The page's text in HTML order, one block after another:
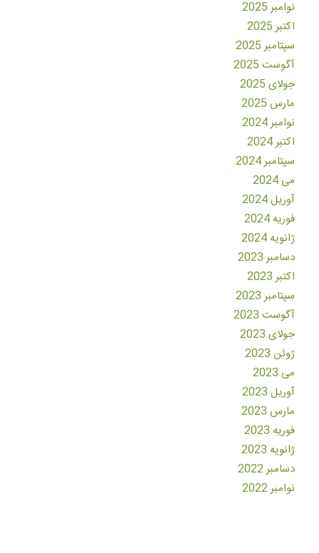
نوامبر 2025
اکتبر 2025
سپتامبر 2025
آگوست 2025
جولای 2025
مارس 2025
نوامبر 2024
اکتبر 2024
سپتامبر 2024
می 2024
آوریل 2024
فوریه 2024
ژانویه 2024
دسامبر 2023
اکتبر 2023
سپتامبر 2023
آگوست 2023
جولای 2023
ژوئن 2023
می 2023
آوریل 2023
مارس 2023
فوریه 2023
ژانویه 2023
دسامبر 2022
نوامبر 2022